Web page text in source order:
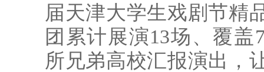
届天津大学生戏剧节精
团累计展演13场、覆盖
所兄弟高校汇报演出，